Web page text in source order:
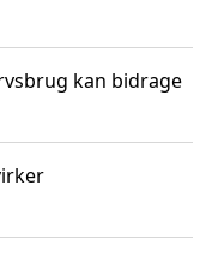
kan bidrage